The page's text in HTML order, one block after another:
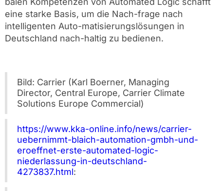
eine starke Basis, um die Nach-frage nach
intelligenten Auto-matisierungslösungen in
Deutschland nach-haltig zu bedienen.
Bild: Carrier (Karl Boerner, Managing
Director, Central Europe, Carrier Climate
Solutions Europe Commercial)
https://www.kka-online.info/news/carrier-
uebernimmt-blaich-automation-gmbh-und-
eroeffnet-erste-automated-logic-
niederlassung-in-deutschland-
4273837.html: